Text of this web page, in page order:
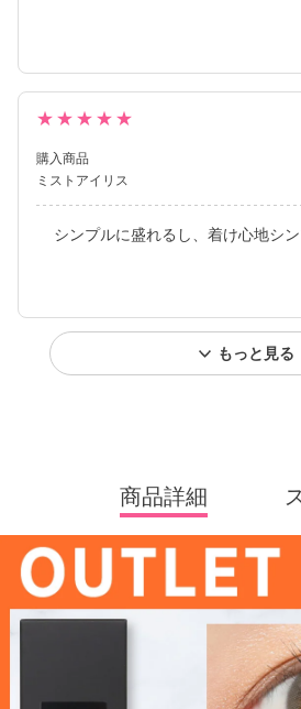
★★★★★
購入商品
ミストアイリス
シンプルに盛れるし、着け心地シン
もっと見る
商品詳細